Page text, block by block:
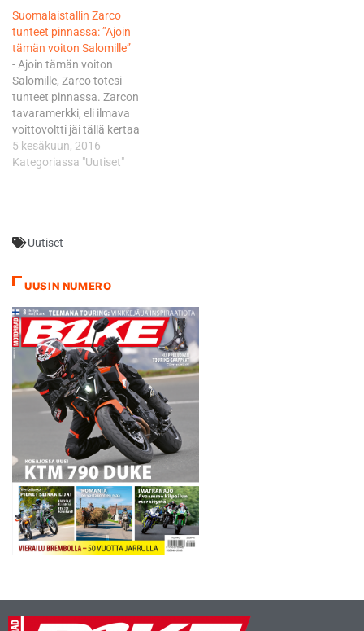
tuomaristokin saa olla
äärimmäisen tarkkana
Lowesin kanssa. Britti
Lowes syyttää ranskalaista
Zarcoa Silverstonen
kolarista, eikä tässä
suinkaan vielä kaikki. Hän
syyttää Zarcoa myös
Britannian GP:n mahdollisen
voiton menetyksestä ja…
Suomalaistallin Zarco
tunteet pinnassa: ”Ajoin
tämän voiton Salomille”
- Ajoin tämän voiton
Salomille, Zarco totesi
tunteet pinnassa. Zarcon
tavaramerkki, eli ilmava
voittovoltti jäi tällä kertaa
näkemättä, kun hän pyyhki
kunniakierroksella kyyneleitä
Zarcon kanssa kisan
kaksinkamppailua käynyt,
mutta lopulta 4,180
sekunnilla antautumaan
joutunut Alex Rins liikkui
katalonialaisradalla…
5 kesäkuun, 2016
Kategoriassa "Uutiset"
Uutiset
UUSIN NUMERO